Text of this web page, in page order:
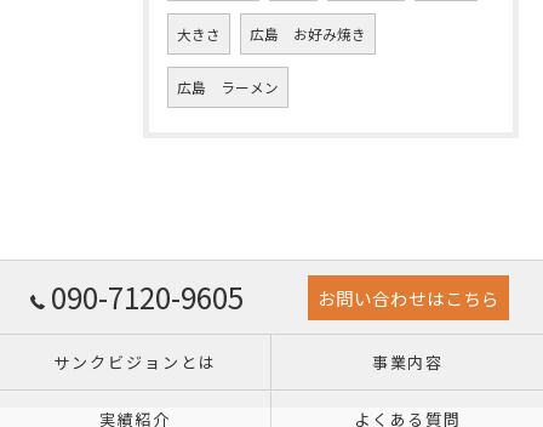
大きさ 広島 お好み焼き
広島 ラーメン
090-7120-9605 お問い合わせはこちら
サンクビジョンとは 事業内容
実績紹介 よくある質問